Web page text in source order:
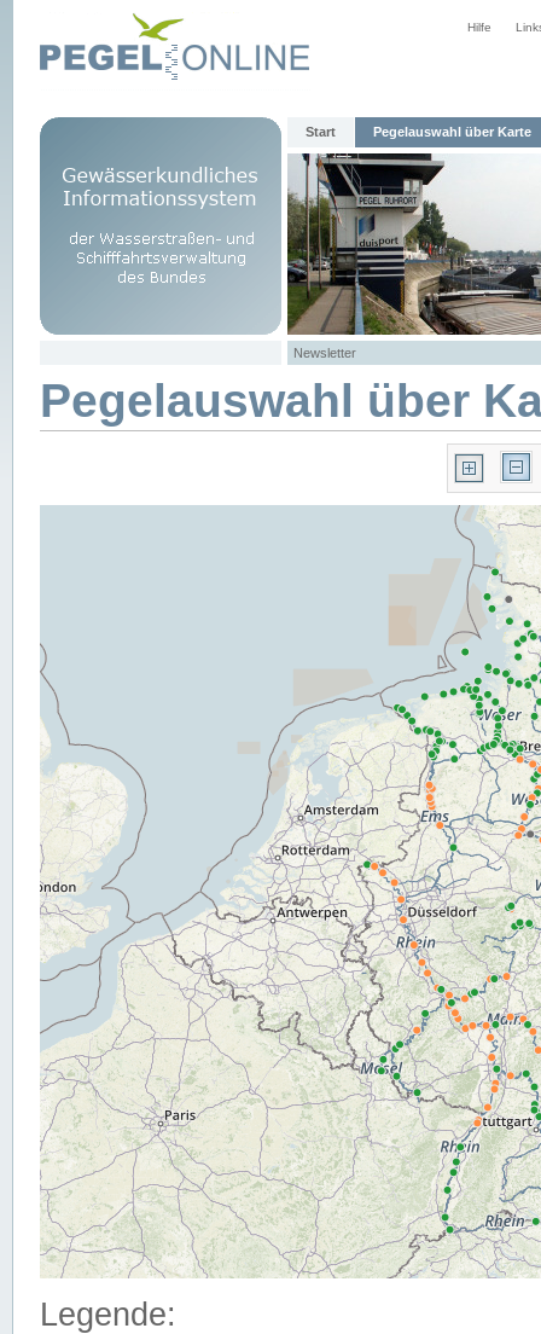
Hilfe
Start Pegelauswahl über Karte
Newsletter
Pegelauswahl über
Legende: